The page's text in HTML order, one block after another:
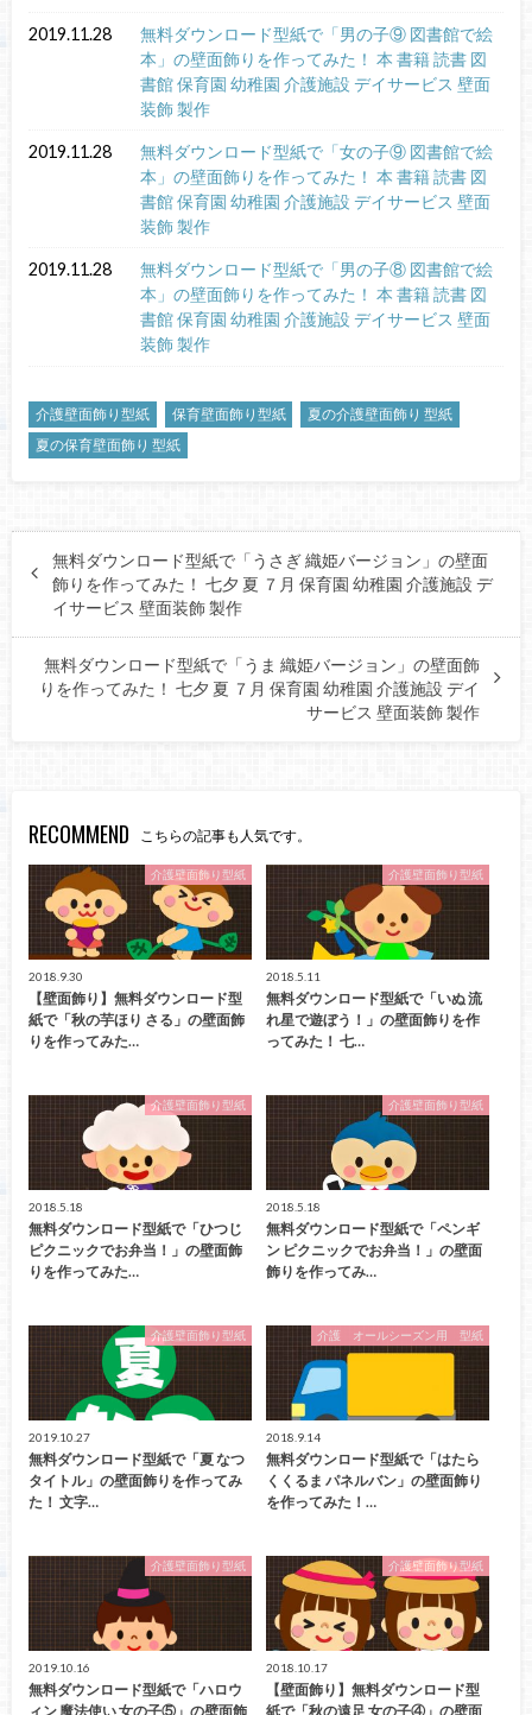
2019.11.28
無料ダウンロード型紙で「男の子⑨ 図書館で絵
本」の壁面飾りを作ってみた！ 本 書籍 読書 図
書館 保育園 幼稚園 介護施設 デイサービス 壁面
装飾 製作
2019.11.28
無料ダウンロード型紙で「女の子⑨ 図書館で絵
本」の壁面飾りを作ってみた！ 本 書籍 読書 図
書館 保育園 幼稚園 介護施設 デイサービス 壁面
装飾 製作
2019.11.28
無料ダウンロード型紙で「男の子⑧ 図書館で絵
本」の壁面飾りを作ってみた！ 本 書籍 読書 図
書館 保育園 幼稚園 介護施設 デイサービス 壁面
装飾 製作
介護壁面飾り型紙 保育壁面飾り型紙
夏の介護壁面飾り 型紙
夏の保育壁面飾り 型紙
無料ダウンロード型紙で「うさぎ 織姫バージョン」の壁面
飾りを作ってみた！ 七夕 夏 ７月 保育園 幼稚園 介護施設 デ
イサービス 壁面装飾 製作
無料ダウンロード型紙で「うま 織姫バージョン」の壁面飾
りを作ってみた！ 七夕 夏 ７月 保育園 幼稚園 介護施設 デイ
サービス 壁面装飾 製作
RECOMMEND こちらの記事も人気です。
介護壁面飾り型紙
2018.9.30
【壁面飾り】無料ダウンロード型
紙で「秋の芋ほり さる」の壁面飾
りを作ってみた…
介護壁面飾り型紙
2018.5.11
無料ダウンロード型紙で「いぬ 流
れ星で遊ぼう！」の壁面飾りを作
ってみた！ 七…
介護壁面飾り型紙
2018.5.18
無料ダウンロード型紙で「ひつじ
ピクニックでお弁当！」の壁面飾
りを作ってみた…
介護壁面飾り型紙
2018.5.18
無料ダウンロード型紙で「ペンギ
ン ピクニックでお弁当！」の壁面
飾りを作ってみ…
介護壁面飾り型紙
2019.10.27
無料ダウンロード型紙で「夏 なつ
タイトル」の壁面飾りを作ってみ
た！ 文字…
介護 オールシーズン用 型紙
2018.9.14
無料ダウンロード型紙で「はたら
くくるま パネルバン」の壁面飾り
を作ってみた！…
介護壁面飾り型紙
2019.10.16
無料ダウンロード型紙で「ハロウ
ィン 魔法使い 女の子⑤」の壁面飾
介護壁面飾り型紙
2018.10.17
【壁面飾り】無料ダウンロード型
紙で「秋の遠足 女の子④」の壁面